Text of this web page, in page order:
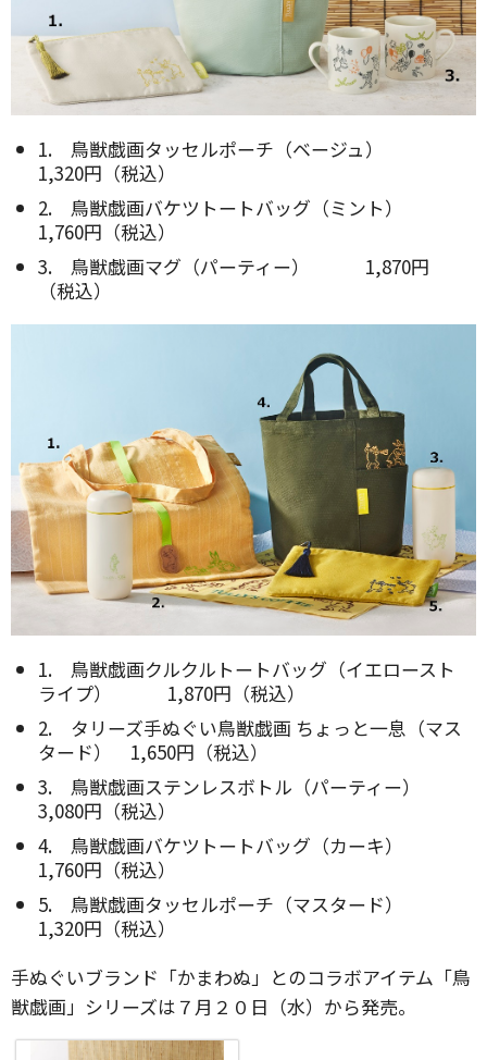
1. 鳥獣戯画タッセルポーチ（ベージュ）
1,320円（税込）
2. 鳥獣戯画バケツトートバッグ（ミント）
1,760円（税込）
3. 鳥獣戯画マグ（パーティー） 1,870円
（税込）
1. 鳥獣戯画クルクルトートバッグ（イエロースト
ライプ） 1,870円（税込）
2. タリーズ手ぬぐい鳥獣戯画 ちょっと一息（マス
タード） 1,650円（税込）
3. 鳥獣戯画ステンレスボトル（パーティー）
3,080円（税込）
4. 鳥獣戯画バケツトートバッグ（カーキ）
1,760円（税込）
5. 鳥獣戯画タッセルポーチ（マスタード）
1,320円（税込）
手ぬぐいブランド「かまわぬ」とのコラボアイテム「鳥
獣戯画」シリーズは７月２０日（水）から発売。